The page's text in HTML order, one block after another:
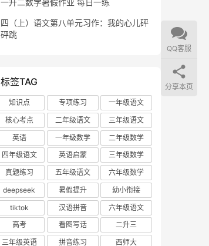
一升二数学暑假作业 每日一练
四（上）语文第八单元习作：我的心儿砰
砰跳
标签TAG
知识点 专项练习
一年级语文
核心考点
二年级语文
三年级语文
英语
一年级数学
二年级数学
四年级语文
英语启蒙
三年级数学
真题练习
五年级语文
六年级数学
deepseek
暑假提升
幼小衔接
tiktok
汉语拼音
六年级语文
高考
看图写话
二升三
三年级英语
拼音练习 西师大
QQ客服
分享本页